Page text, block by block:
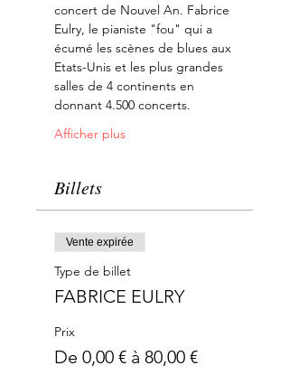
concert de Nouvel An. Fabrice
Eulry, le pianiste "fou" qui a
écumé les scènes de blues aux
Etats-Unis et les plus grandes
salles de 4 continents en
donnant 4.500 concerts.
Afficher plus
Billets
Vente expirée
Type de billet
FABRICE EULRY
Prix
De 0,00 € à 80,00 €